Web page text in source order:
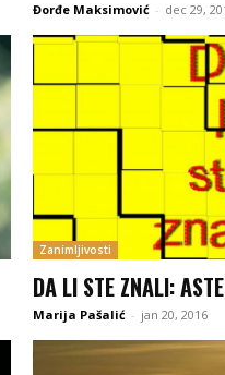
Đorđe Maksimović - dec 29,
Zanimljivosti
DA LI STE ZNALI:
Marija Pašalić - jan 20, 2016